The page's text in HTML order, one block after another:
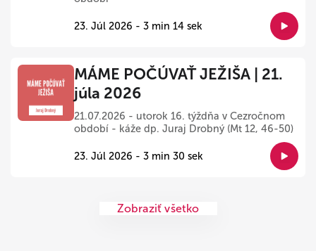
23. Júl 2026 - 3 min 14 sek
MÁME POČÚVAŤ JEŽIŠA | 21.
júla 2026
21.07.2026 - utorok 16. týždňa v Cezročnom
období - káže dp. Juraj Drobný (Mt 12, 46-50)
23. Júl 2026 - 3 min 30 sek
Zobraziť všetko